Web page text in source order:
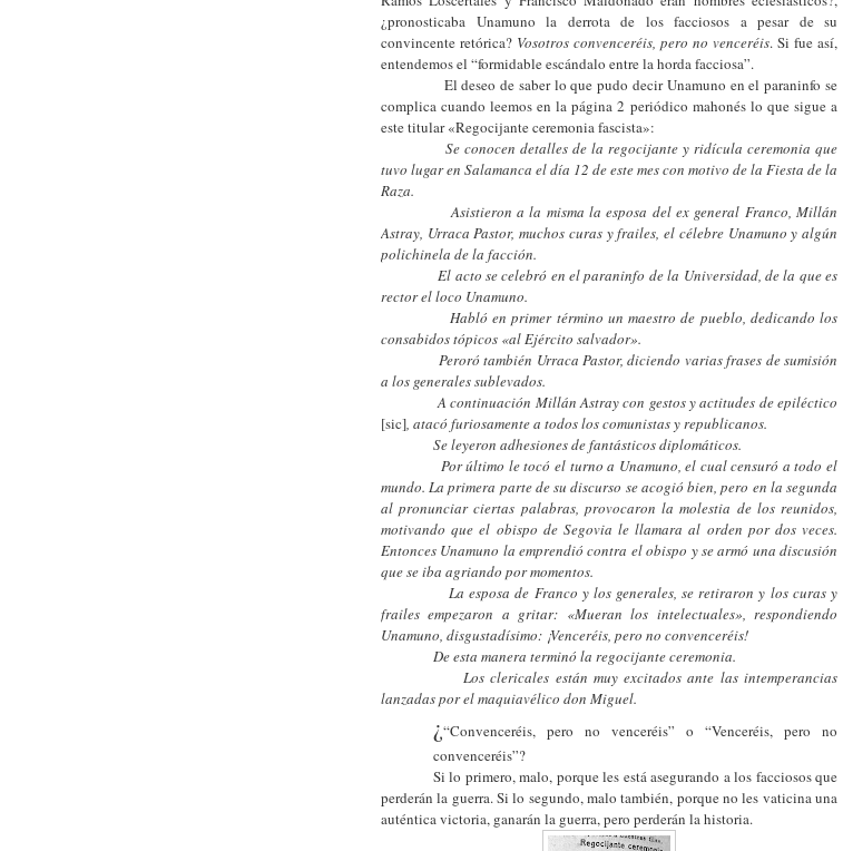
¿pronosticaba Unamuno la derrota de los facciosos a pesar de su
convincente retórica? Vosotros convenceréis, pero no venceréis. Si fue así,
entendemos el “formidable escándalo entre la horda facciosa”.
El deseo de saber lo que pudo decir Unamuno en el paraninfo se
complica cuando leemos en la página 2 periódico mahonés lo que sigue a
este titular «Regocijante ceremonia fascista»:
Se conocen detalles de la regocijante y ridícula ceremonia que
tuvo lugar en Salamanca el día 12 de este mes con motivo de la Fiesta de la
Raza.
Asistieron a la misma la esposa del ex general Franco, Millán
Astray, Urraca Pastor, muchos curas y frailes, el célebre Unamuno y algún
polichinela de la facción.
El acto se celebró en el paraninfo de la Universidad, de la que es
rector el loco Unamuno.
Habló en primer término un maestro de pueblo, dedicando los
consabidos tópicos «al Ejército salvador».
Peroró también Urraca Pastor, diciendo varias frases de sumisión
a los generales sublevados.
A continuación Millán Astray con gestos y actitudes de epiléctico
[sic], atacó furiosamente a todos los comunistas y republicanos.
Se leyeron adhesiones de fantásticos diplomáticos.
Por último le tocó el turno a Unamuno, el cual censuró a todo el
mundo. La primera parte de su discurso se acogió bien, pero en la segunda
al pronunciar ciertas palabras, provocaron la molestia de los reunidos,
motivando que el obispo de Segovia le llamara al orden por dos veces.
Entonces Unamuno la emprendió contra el obispo y se armó una discusión
que se iba agriando por momentos.
La esposa de Franco y los generales, se retiraron y los curas y
frailes empezaron a gritar: «Mueran los intelectuales», respondiendo
Unamuno, disgustadísimo: ¡Venceréis, pero no convenceréis!
De esta manera terminó la regocijante ceremonia.
Los clericales están muy excitados ante las intemperancias
lanzadas por el maquiavélico don Miguel.
¿“Convenceréis, pero no venceréis” o “Venceréis, pero no
convenceréis”?
Si lo primero, malo, porque les está asegurando a los facciosos que
perderán la guerra. Si lo segundo, malo también, porque no les vaticina una
auténtica victoria, ganarán la guerra, pero perderán la historia.